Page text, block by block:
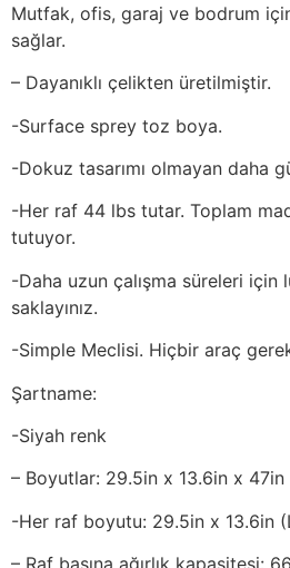
Mutfak, ofis, garaj ve bodrum
sağlar.
– Dayanıklı çelikten üretilmiştir.
-Surface sprey toz boya.
-Dokuz tasarımı olmayan daha
-Her raf 44 lbs tutar. Toplam
tutuyor.
-Daha uzun çalışma süreleri
saklayınız.
-Simple Meclisi. Hiçbir araç
Şartname:
-Siyah renk
– Boyutlar: 29.5in x 13.6in x 47in
-Her raf boyutu: 29.5in x 13.6in